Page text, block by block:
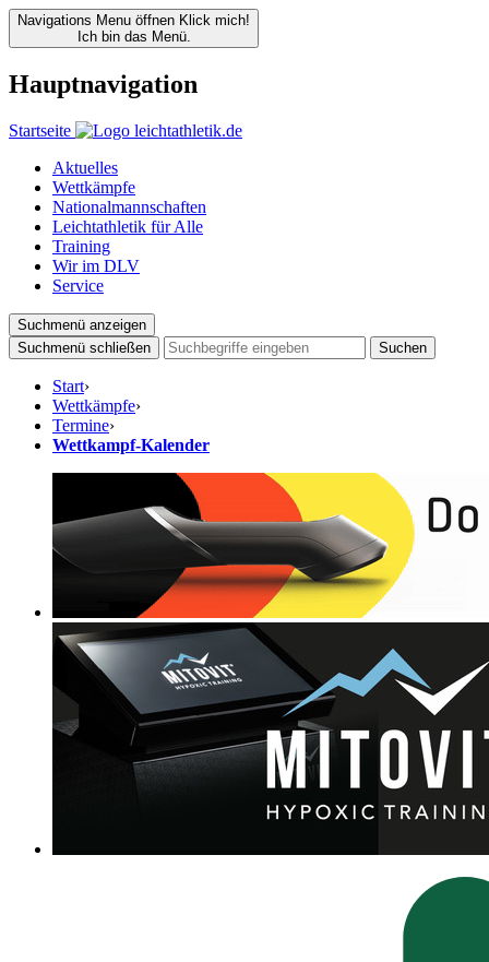
Navigations Menu öffnen Klick mich!
Ich bin das Menü.
Hauptnavigation
Startseite
Aktuelles
Wettkämpfe
Nationalmannschaften
Leichtathletik für Alle
Training
Wir im DLV
Service
Suchmenü anzeigen
Suchmenü schließen
Suchen
Start›
Wettkämpfe›
Termine›
Wettkampf-Kalender